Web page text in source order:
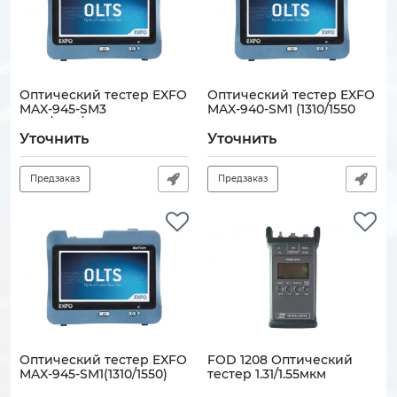
Оптический тестер EXFO
MAX-945-SM3
(1310/1550/1625 nm), InGaas
Артикул: 130704-00510
Уточнить
Предзаказ
Оптический тестер EXFO
MAX-940-SM1 (1310/1550
Артикул: 130704-00509
Уточнить
Предзаказ
Оптический тестер EXFO
MAX-945-SM1(1310/1550)
FOD 1208 Оптический
тестер 1.31/1.55мкм